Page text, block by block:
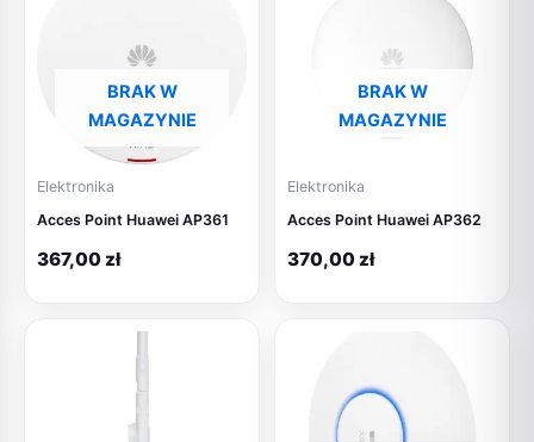
BRAK W
MAGAZYNIE
Elektronika
Acces Point Huawei AP361
367,00 zł
BRAK W
MAGAZYNIE
Elektronika
Acces Point Huawei AP362
370,00 zł